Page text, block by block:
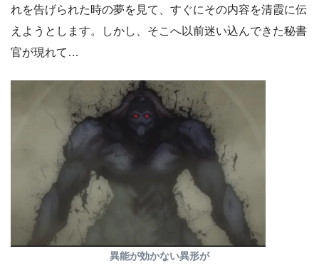
れを告げられた時の夢を見て、すぐにその内容を清霞に伝
えようとします。しかし、そこへ以前迷い込んできた秘書
官が現れて…
異能が効かない異形が